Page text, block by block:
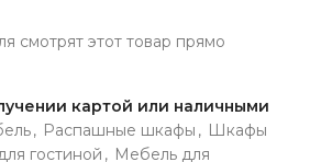
смотрят этот товар прямо
картой или наличными
, Распашные шкафы , Шкафы
гостиной , Мебель для